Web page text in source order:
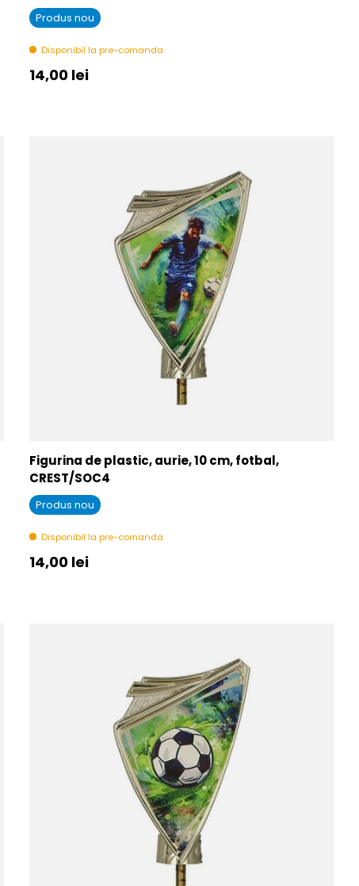
Produs nou
Disponibil la pre-comanda
Pret initial
14,00 lei
Figurina de plastic, aurie, 10 cm, fotbal,
CREST/SOC4
Produs nou
Disponibil la pre-comanda
Pret initial
14,00 lei